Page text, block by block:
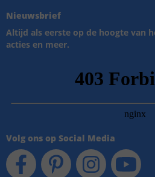
Nieuwsbrief
Altijd als eerste op de hoogte van
acties en meer.
Volg ons op Social Media